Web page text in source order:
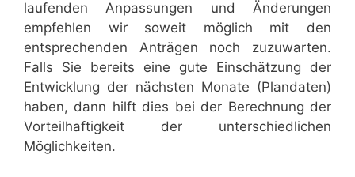
laufenden Anpassungen und Änderungen
empfehlen wir soweit möglich mit den
entsprechenden Anträgen noch zuzuwarten.
Falls Sie bereits eine gute Einschätzung der
Entwicklung der nächsten Monate (Plandaten)
haben, dann hilft dies bei der Berechnung der
Vorteilhaftigkeit der unterschiedlichen
Möglichkeiten.